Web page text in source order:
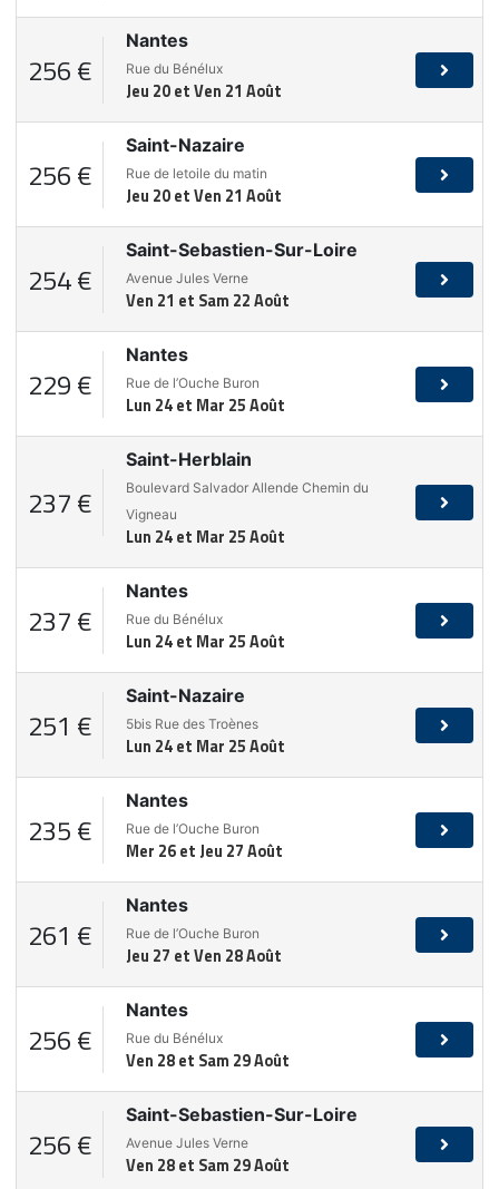
256 €
Nantes
Rue du Bénélux
Jeu 20 et Ven 21 Août
256 €
Saint-Nazaire
Rue de letoile du matin
Jeu 20 et Ven 21 Août
254 €
Saint-Sebastien-Sur-Loire
Avenue Jules Verne
Ven 21 et Sam 22 Août
229 €
Nantes
Rue de l’Ouche Buron
Lun 24 et Mar 25 Août
237 €
Saint-Herblain
Boulevard Salvador Allende Chemin du
Vigneau
Lun 24 et Mar 25 Août
237 €
Nantes
Rue du Bénélux
Lun 24 et Mar 25 Août
251 €
Saint-Nazaire
5bis Rue des Troènes
Lun 24 et Mar 25 Août
235 €
Nantes
Rue de l’Ouche Buron
Mer 26 et Jeu 27 Août
261 €
Nantes
Rue de l’Ouche Buron
Jeu 27 et Ven 28 Août
256 €
Nantes
Rue du Bénélux
Ven 28 et Sam 29 Août
256 €
Saint-Sebastien-Sur-Loire
Avenue Jules Verne
Ven 28 et Sam 29 Août